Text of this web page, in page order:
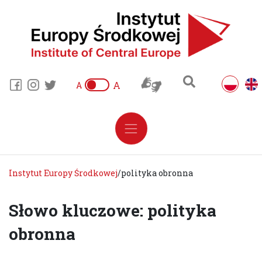
A A
Instytut Europy Środkowej/polityka obronna
Słowo kluczowe: polityka
obronna